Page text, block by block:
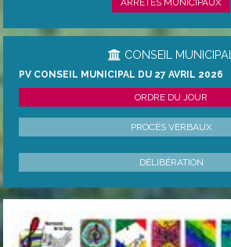
ARRÊTÉS MUNICIPAUX
CONSEIL MUNICIPAL
PV CONSEIL MUNICIPAL DU 27 AVRIL 2026
ORDRE DU JOUR
PROCÈS VERBAUX
DÉLIBÉRATION